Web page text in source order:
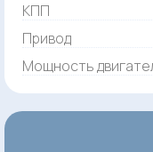
КПП
Привод
Мощность